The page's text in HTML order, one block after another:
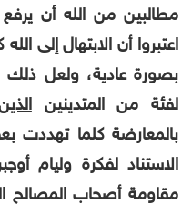
مطالبين من الله أن يرفع
اعتبروا أن الابتهال إلى
بصورة عادية، ولعل ذلك
لفئة من المتدينين
بالمعارضة كلما تهددت
الاستناد لفكرة وليام
مقاومة أصحاب المصالح